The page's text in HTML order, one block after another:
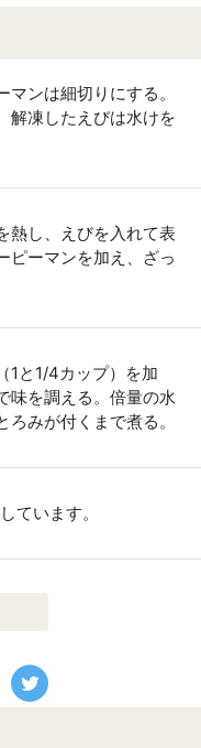
ンは細切りにする。
解凍したえびは水けを
熱し、えびを入れて表
ピーマンを加え、ざっ
1と1/4カップ）を加
味を調える。倍量の水
みが付くまで煮る。
ています。
でシェアする